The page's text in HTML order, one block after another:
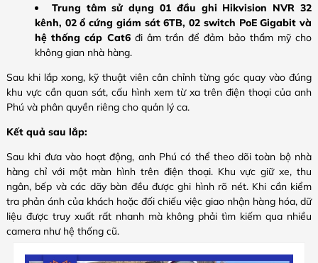
Trung tâm sử dụng 01 đầu ghi Hikvision NVR 32
kênh, 02 ổ cứng giám sát 6TB, 02 switch PoE Gigabit và
hệ thống cáp Cat6đi âm trần để đảm bảo thẩm mỹ cho
không gian nhà hàng.
Sau khi lắp xong, kỹ thuật viên cân chỉnh từng góc quay vào đúng
khu vực cần quan sát, cấu hình xem từ xa trên điện thoại của anh
Phú và phân quyền riêng cho quản lý ca.
Kết quả sau lắp:
Sau khi đưa vào hoạt động, anh Phú có thể theo dõi toàn bộ nhà
hàng chỉ với một màn hình trên điện thoại. Khu vực giữ xe, thu
ngân, bếp và các dãy bàn đều được ghi hình rõ nét. Khi cần kiểm
tra phản ánh của khách hoặc đối chiếu việc giao nhận hàng hóa, dữ
liệu được truy xuất rất nhanh mà không phải tìm kiếm qua nhiều
camera như hệ thống cũ.